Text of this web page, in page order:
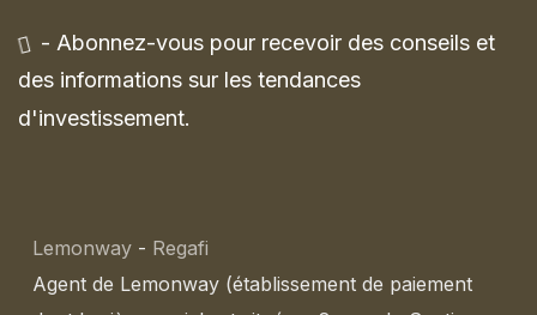
- Abonnez-vous pour recevoir des conseils et
des informations sur les tendances
d'investissement.
Lemonway - Regafi
Agent de Lemonway (établissement de paiement